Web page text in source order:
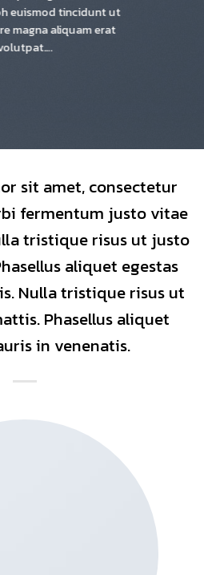
euismod tincidunt ut
magna aliquam erat
sit amet, consectetur
fermentum justo vitae
tristique risus ut justo
aliquet egestas
Nulla tristique risus ut
Phasellus aliquet
in venenatis.